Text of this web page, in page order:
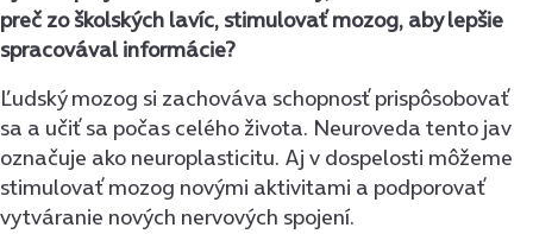
preč zo školských lavíc, stimulovať mozog, aby lepšie
spracovával informácie?
Ľudský mozog si zachováva schopnosť prispôsobovať
sa a učiť sa počas celého života. Neuroveda tento jav
označuje ako neuroplasticitu. Aj v dospelosti môžeme
stimulovať mozog novými aktivitami a podporovať
vytváranie nových nervových spojení.